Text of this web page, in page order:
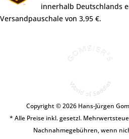
innerhalb Deutschlands
Versandpauschale von 3,95 €.
Copyright © 2026 Hans-Jürgen
* Alle Preise inkl. gesetzl.
Nachnahmegebühren, wenn